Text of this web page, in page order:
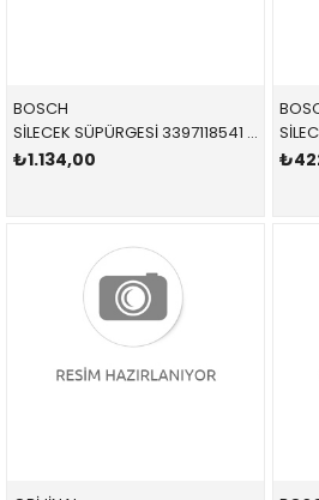
BOSCH
SİLECEK SÜPÜRGESİ 3397118541 61610028137 61610028137 R50,R52,R53,R55,R56,R57,R58,R59 TAKIM ÖN 2002-2015
₺1.134,00